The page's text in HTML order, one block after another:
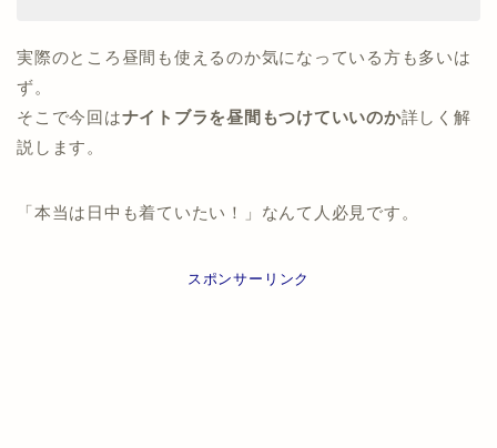
実際のところ昼間も使えるのか気になっている方も多いは
ず。
そこで今回はナイトブラを昼間もつけていいのか詳しく解
説します。
「本当は日中も着ていたい！」なんて人必見です。
スポンサーリンク